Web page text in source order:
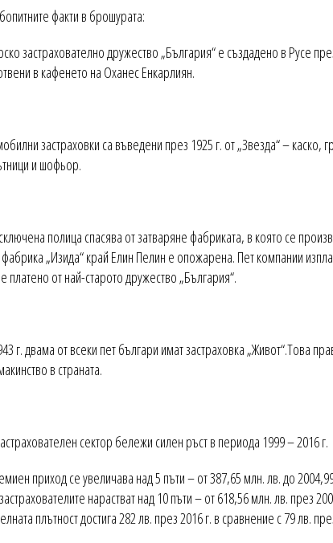
факти в брошурата:
застрахователно дружество „България“ е създадено в Русе
в кафенето на Оханес Енкарлиян.
застраховки са въведени през 1925 г. от „Звезда“ – каско,
и шофьор.
полица спасява от затваряне фабриката, в която се
„Изида“ край Елин Пелин е опожарена. Пет компании
платено от най-старото дружество „България“.
от всеки пет българи имат застраховка „Живот“.Това
в страната.
сектор бележи силен ръст в периода 1999 – 2016 г.
приход се увеличава над 5 пъти – от 387,65 млн. лв. до
нарастват над 10 пъти – от 618,56 млн. лв. през
плътност достига 282 лв. през 2016 г. в сравнение с 79 лв.